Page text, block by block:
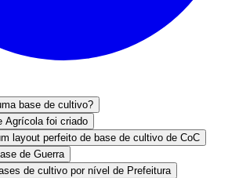
base de cultivo?
Agrícola foi criado
layout perfeito de base de cultivo de CoC
de Guerra
de cultivo por nível de Prefeitura